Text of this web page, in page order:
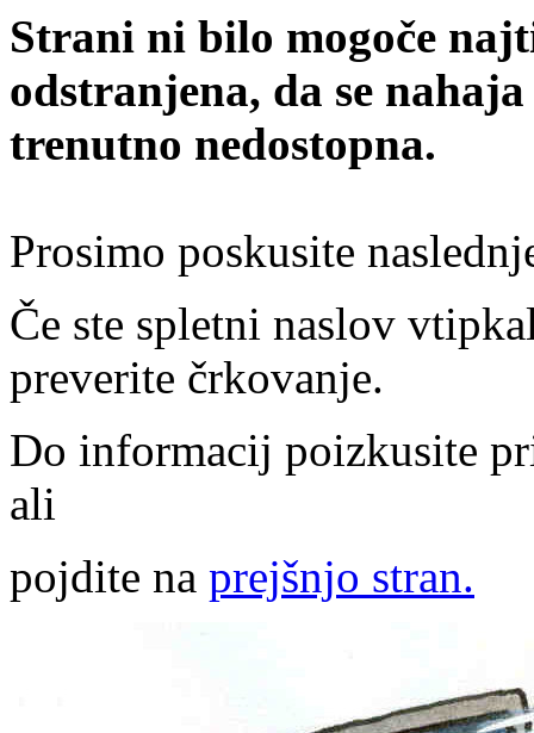
Strani ni bilo mogoče
odstranjena, da se
trenutno nedostopna.
Prosimo poskusite
Če ste spletni naslov
preverite črkovanje.
Do informacij poizkusite
ali
pojdite na prejšnjo stran.